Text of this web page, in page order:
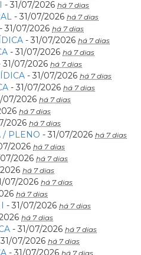
- 31/07/2026 há 7 dias
- 31/07/2026 há 7 dias
- 31/07/2026 há 7 dias
- 31/07/2026 há 7 dias
- 31/07/2026 há 7 dias
31/07/2026 há 7 dias
- 31/07/2026 há 7 dias
- 31/07/2026 há 7 dias
07/2026 há 7 dias
há 7 dias
2026 há 7 dias
/ PLENO - 31/07/2026 há 7 dias
2026 há 7 dias
2026 há 7 dias
há 7 dias
07/2026 há 7 dias
há 7 dias
- 31/07/2026 há 7 dias
há 7 dias
- 31/07/2026 há 7 dias
07/2026 há 7 dias
- 31/07/2026 há 7 dias